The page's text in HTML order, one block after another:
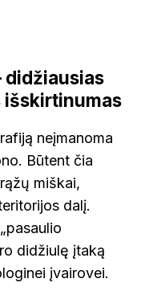
didžiausias
neįmanoma
Būtent čia
miškai,
dalį.
didžiulę įtaką
įvairovei.